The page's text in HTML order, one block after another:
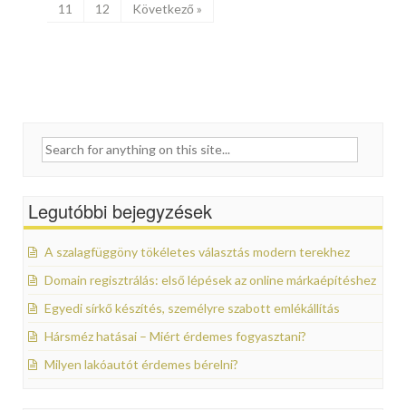
11
12 Következő »
Search for:
Legutóbbi bejegyzések
A szalagfüggöny tökéletes választás modern terekhez
Domain regisztrálás: első lépések az online márkaépítéshez
Egyedi sírkő készítés, személyre szabott emlékállítás
Hársméz hatásai – Miért érdemes fogyasztani?
Milyen lakóautót érdemes bérelni?